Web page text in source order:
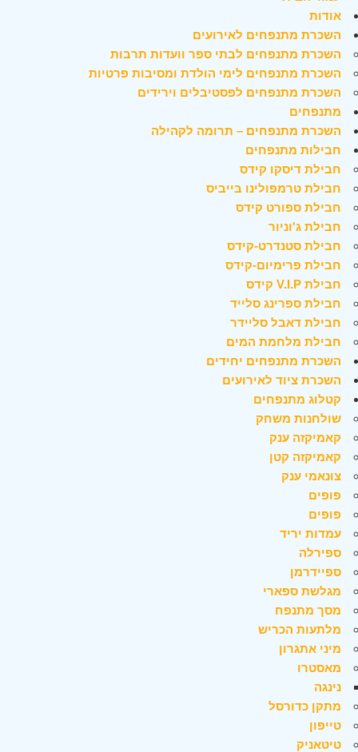
אודות
השכרת מתנפחים לאירועים
השכרת מתנפחים לבתי ספר וועדות תרבות
השכרת מתנפחים לימי הולדת ומסיבות פרטיות
השכרת מתנפחים לפסטיבלים וירידים
מתנפחים
השכרת מתנפחים – תרומה לקהילה
חבילות מתנפחים
חבילת דיסקו קידס
חבילת טרמפולינו בייביס
חבילת ספורט קידס
חבילת ג'וניור
חבילת סטנדרט-קידס
חבילת פרימיום-קידס
חבילת V.I.P קידס
חבילת ספרינג סלייד
חבילת דאבל סליידר
חבילת מלחמת המים
השכרת מתנפחים יחידים
השכרת ציוד לאירועים
קטלוג מתנפחים
שולחנות משחק
קאמיקזה ענק
קאמיקזה קטן
צונאמי ענק
פופים
פופים
עמדות יריד
ספירלה
ספיידרמן
מגלשת ספארי
מסך מתנפח
מלתעות הכריש
מיני אתגרון
מאסטרו
נינגה
מתקן כדורסל
טייפון
טיטאניק